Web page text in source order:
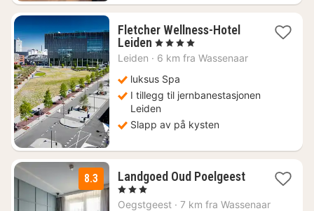
Fletcher Wellness-Hotel
Leiden 1
natt
1034
kr.
, 4 Stjerner
Leiden · 6 km fra Wassenaar
luksus Spa
I tillegg til jernbanestasjonen
Leiden
Slapp av på kysten
8.3 Landgoed Oud Poelgeest1
fra
, 3 Stjerner
Oegstgeest · 7 km fra Wassenaar